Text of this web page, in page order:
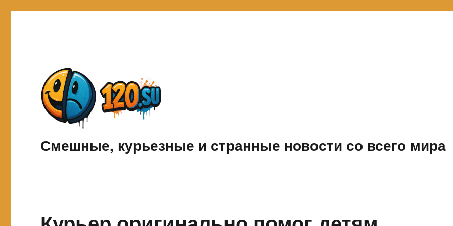
Смешные, курьезные и странные новости со всего мира